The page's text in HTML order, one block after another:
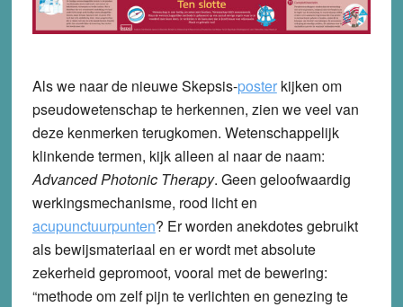
Als we naar de nieuwe Skepsis-posterkijken om
pseudowetenschap te herkennen, zien we veel van
deze kenmerken terugkomen. Wetenschappelijk
klinkende termen, kijk alleen al naar de naam:
Advanced Photonic Therapy. Geen geloofwaardig
werkingsmechanisme, rood licht en
acupunctuurpunten? Er worden anekdotes gebruikt
als bewijsmateriaal en er wordt met absolute
zekerheid gepromoot, vooral met de bewering:
“methode om zelf pijn te verlichten en genezing te